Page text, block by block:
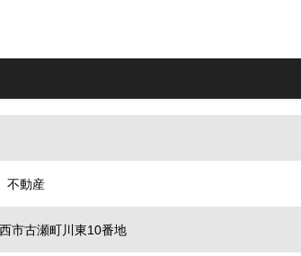
不動産
市古瀬町川東10番地